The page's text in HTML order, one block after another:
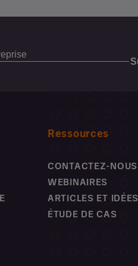
Ressources
CONTACTEZ-NOUS
WEBINAIRES
ARTICLES ET IDÉES
ÉTUDE DE CAS